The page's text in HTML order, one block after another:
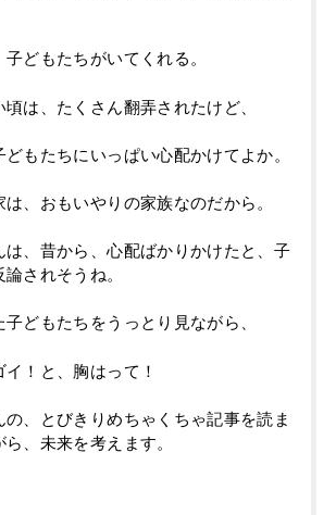
どもたちがいてくれる。
は、たくさん翻弄されたけど、
もたちにいっぱい心配かけてよか。
、おもいやりの家族なのだから。
は、昔から、心配ばかりかけたと、子
されそうね。
子どもたちをうっとり見ながら、
！と、胸はって！
の、とびきりめちゃくちゃ記事を読ま
、未来を考えます。